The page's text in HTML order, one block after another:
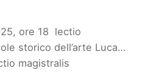
ore 18 lectio
storico dell’arte Luca…
magistralis